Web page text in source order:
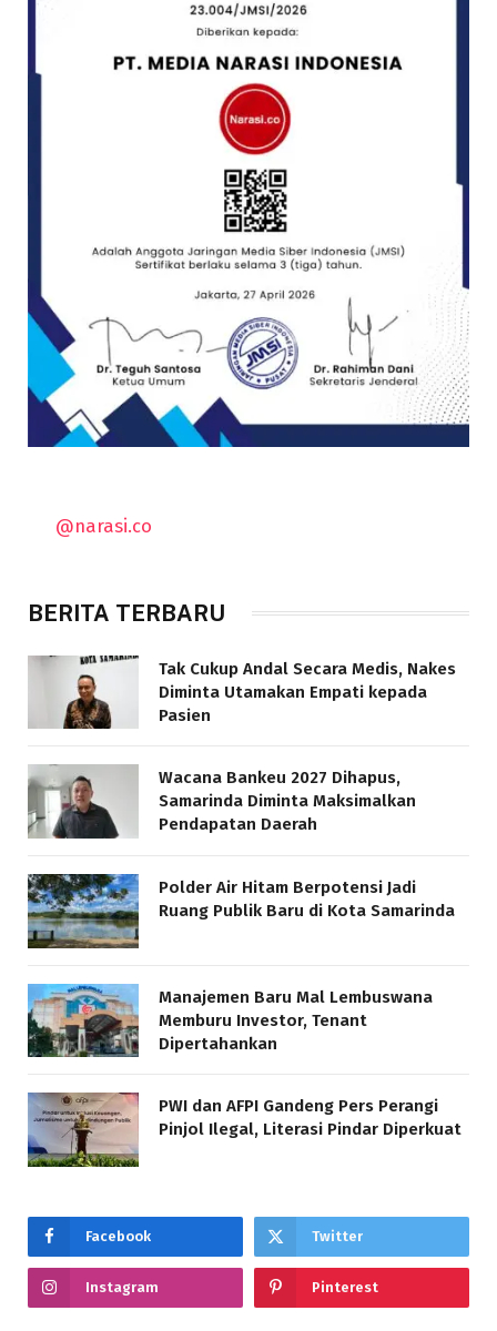
@narasi.co
BERITA TERBARU
Tak Cukup Andal Secara Medis, Nakes
Diminta Utamakan Empati kepada
Pasien
Wacana Bankeu 2027 Dihapus,
Samarinda Diminta Maksimalkan
Pendapatan Daerah
Polder Air Hitam Berpotensi Jadi
Ruang Publik Baru di Kota Samarinda
Manajemen Baru Mal Lembuswana
Memburu Investor, Tenant
Dipertahankan
PWI dan AFPI Gandeng Pers Perangi
Pinjol Ilegal, Literasi Pindar Diperkuat
Facebook Twitter
Instagram Pinterest